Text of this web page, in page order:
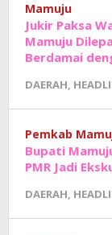
Mamuju
Jukir Paksa
Mamuju
Berdamai
DAERAH,
Pemkab
Bupati
PMR Jadi
DAERAH,